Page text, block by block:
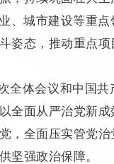
、城市建设等重
姿态，推动重点
体会议和中国
全面从严治党新
，全面压实管党
坚强政治保障。